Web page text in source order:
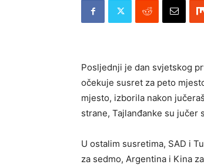
Posljednji je dan svjetskog
očekuje susret za peto
mjesto, izborila nakon
strane, Tajlanđanke su jučer
U ostalim susretima, SAD i
za sedmo, Argentina i Kina